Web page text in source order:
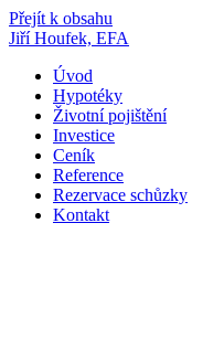
Přejít k obsahu
Jiří Houfek, EFA
Úvod
Hypotéky
Životní pojištění
Investice
Ceník
Reference
Rezervace schůzky
Kontakt